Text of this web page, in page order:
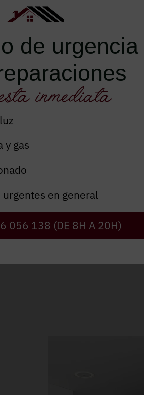
Autorizo el envío de
de urgencia
inmediata
y gas
urgentes en general
056 138 (DE 8H A 20H)